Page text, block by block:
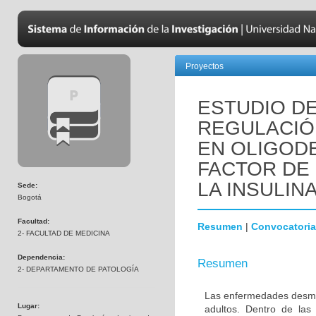
Sede:
Bogotá
Facultad:
2- FACULTAD DE MEDICINA
Dependencia:
2- DEPARTAMENTO DE PATOLOGÍA
Lugar:
Proyectos
ESTUDIO
EN
FACTOR
LA
Resumen | Convocatoria
Resumen
Las enfermedades
adultos. Dentro de las